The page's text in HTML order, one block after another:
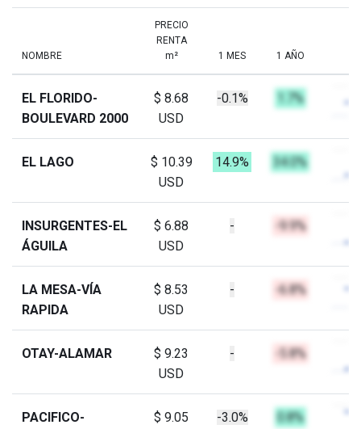
NOMBRE
PRECIO
RENTA
m²
1 MES 1 AÑO
EL FLORIDO-
BOULEVARD 2000
$ 8.68
USD
-0.1% 1.7%
EL LAGO
$ 10.39
USD
14.9% 34.0%
INSURGENTES-EL
ÁGUILA
$ 6.88
USD
- -9.9%
LA MESA-VÍA
RAPIDA
$ 8.53
USD
- -6.8%
OTAY-ALAMAR
$ 9.23
USD
- -5.8%
PACIFICO-
$ 9.05
-3.0% 0.8%